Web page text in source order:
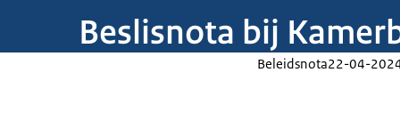
Beslisnota bij
Beleidsnota22-04-